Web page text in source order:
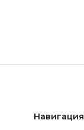
Навигация